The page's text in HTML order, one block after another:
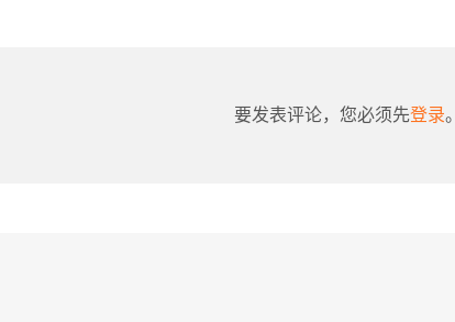
要发表评论，您必须先登录。